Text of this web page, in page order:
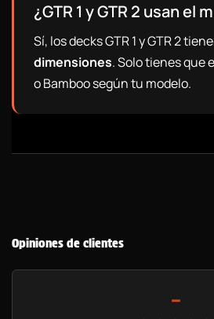
¿GTR 1 y GTR 2 usan el
Sí, los decks GTR 1 y GTR 2
dimensiones. Solo tienes que
o Bamboo según tu modelo.
Opiniones de clientes
-